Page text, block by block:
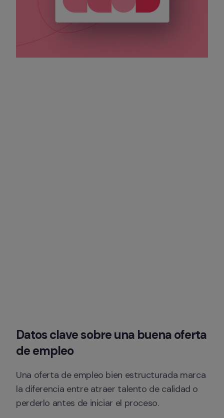
Datos clave sobre una buena oferta
de empleo
Una oferta de empleo bien estructurada marca
la diferencia entre atraer talento de calidad o
perderlo antes de iniciar el proceso.